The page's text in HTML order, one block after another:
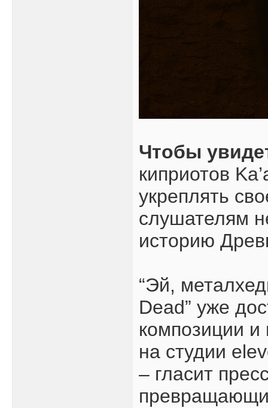
Чтобы
киприотов
укреплять
слушателям
историю
“Эй,
Dead” уже
композиции
на студии
– гласит